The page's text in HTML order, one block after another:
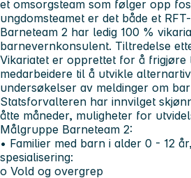
et omsorgsteam som følger opp
ungdomsteamet er det både et
Barneteam 2 har ledig 100 %
barnevernkonsulent. Tiltredelse
Vikariatet er opprettet for å frigjøre
medarbeidere til å utvikle
undersøkelser av meldinger om
Statsforvalteren har innvilget
åtte måneder, muligheter for
Målgruppe Barneteam 2:
• Familier med barn i alder 0 - 12
spesialisering:
o Vold og overgrep